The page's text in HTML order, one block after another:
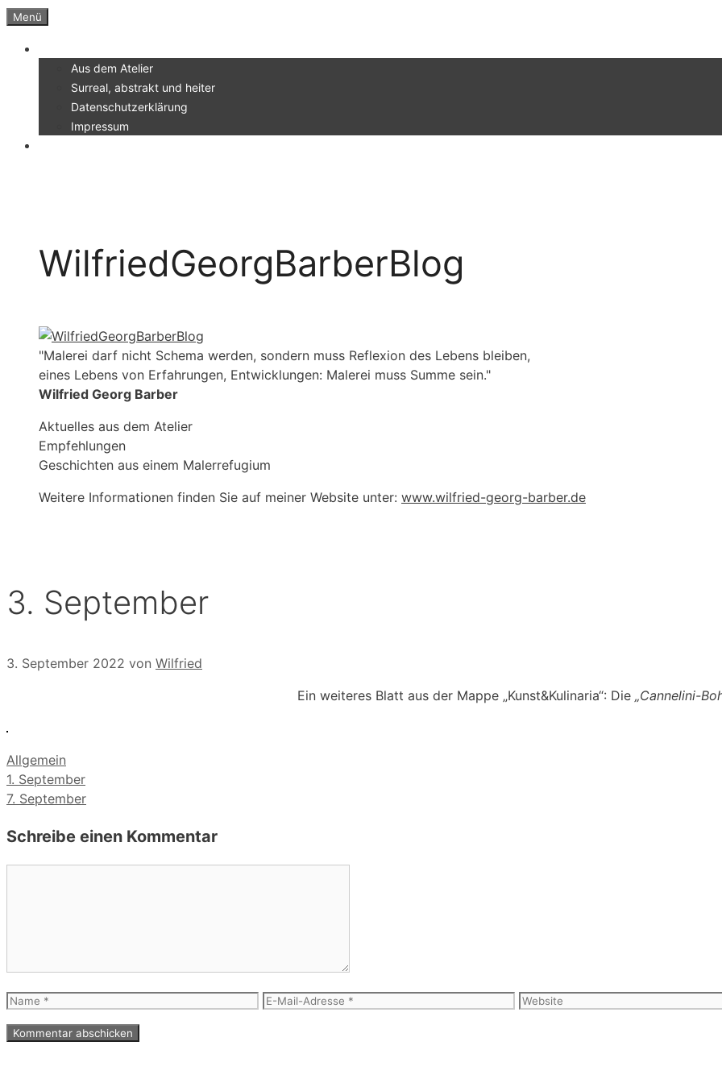
Zum
springen
Menü
Aus dem Atelier
Surreal, abstrakt und heiter
Datenschutzerklärung
Impressum
WilfriedGeorgBarberBlog
"Malerei darf nicht Schema werden, sondern muss Reflexion des Lebens bleiben,
eines Lebens von Erfahrungen, Entwicklungen: Malerei muss Summe sein."
Wilfried Georg Barber
Aktuelles aus dem Atelier
Empfehlungen
Geschichten aus einem Malerrefugium
Weitere Informationen finden Sie auf meiner Website unter: www.wilfried-georg-barber.de
3. September
3. September 2022 von Wilfried
Ein weiteres Blatt aus der Mappe „Kunst&Kulinaria“: Die „Cannelini-
Kategorien
Allgemein
1. September
7. September
Schreibe einen Kommentar
Name
E-
Website